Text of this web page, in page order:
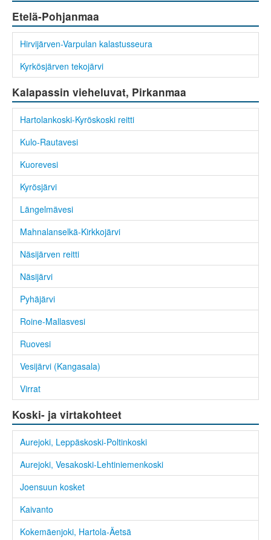
Etelä-Pohjanmaa
Hirvijärven-Varpulan kalastusseura
Kyrkösjärven tekojärvi
Kalapassin vieheluvat, Pirkanmaa
Hartolankoski-Kyröskoski reitti
Kulo-Rautavesi
Kuorevesi
Kyrösjärvi
Längelmävesi
Mahnalanselkä-Kirkkojärvi
Näsijärven reitti
Näsijärvi
Pyhäjärvi
Roine-Mallasvesi
Ruovesi
Vesijärvi (Kangasala)
Virrat
Koski- ja virtakohteet
Aurejoki, Leppäskoski-Poltinkoski
Aurejoki, Vesakoski-Lehtiniemenkoski
Joensuun kosket
Kaivanto
Kokemäenjoki, Hartola-Äetsä